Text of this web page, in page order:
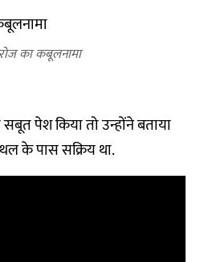
का कबूलनामा
पेश किया तो उन्होंने बताया
के पास सक्रिय था.